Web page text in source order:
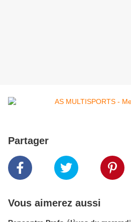
Partager
Vous aimerez aussi